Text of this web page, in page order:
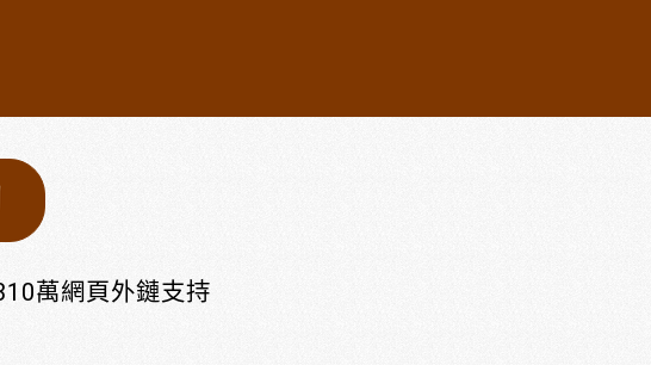
萬網頁外鏈支持